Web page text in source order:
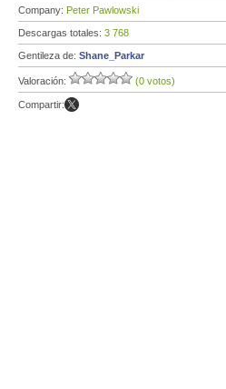
Company: Peter Pawlowski
Descargas totales: 3 768
Gentileza de: Shane_Parkar
Valoración: (0 votos)
Compartir: